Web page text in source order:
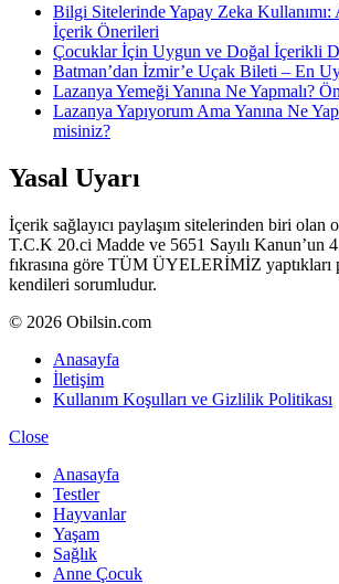
Bilgi Sitelerinde Yapay Zeka Kullanımı:
İçerik Önerileri
Çocuklar İçin Uygun ve Doğal İçerikli
Batman’dan İzmir’e Uçak Bileti – En
Lazanya Yemeği Yanına Ne Yapmalı?
Lazanya Yapıyorum Ama Yanına Ne
misiniz?
Yasal Uyarı
İçerik sağlayıcı paylaşım sitelerinden biri olan
T.C.K 20.ci Madde ve 5651 Sayılı Kanun’un
fıkrasına göre TÜM ÜYELERİMİZ yaptıkları
kendileri sorumludur.
© 2026 Obilsin.com
Anasayfa
İletişim
Kullanım Koşulları ve Gizlilik Politikası
Close
Anasayfa
Testler
Hayvanlar
Yaşam
Sağlık
Anne Çocuk